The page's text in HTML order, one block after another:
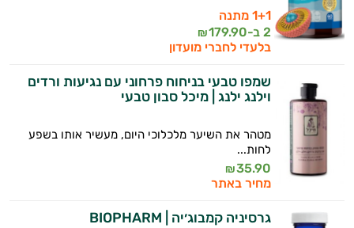
1+1 מתנה
2 ב-
179.90
₪
בלעדי לחברי מועדון
שמפו טבעי בניחוח פרחוני עם נגיעות ורדים
וילנג ילנג | מיכל סבון טבעי
מטהר את השיער מלכלוכי היום, מעשיר אותו בשפע
לחות...
35.90
₪
מחיר באתר
גרסיניה קמבוג׳יה | BIOPHARM